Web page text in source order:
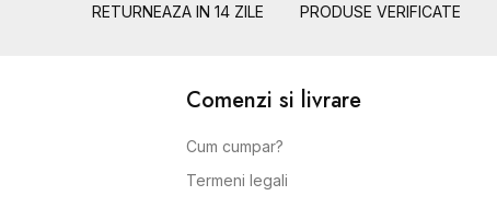
RETURNEAZA IN 14 ZILE PRODUSE VERIFICATE
Comenzi si livrare
Cum cumpar?
Termeni legali